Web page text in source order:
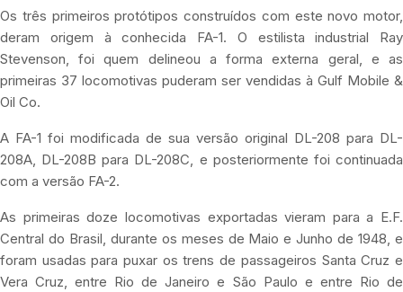
Os três primeiros protótipos construídos com este novo motor,
deram origem à conhecida FA-1. O estilista industrial Ray
Stevenson, foi quem delineou a forma externa geral, e as
primeiras 37 locomotivas puderam ser vendidas à Gulf Mobile &
Oil Co.
A FA-1 foi modificada de sua versão original DL-208 para DL-
208A, DL-208B para DL-208C, e posteriormente foi continuada
com a versão FA-2.
As primeiras doze locomotivas exportadas vieram para a E.F.
Central do Brasil, durante os meses de Maio e Junho de 1948, e
foram usadas para puxar os trens de passageiros Santa Cruz e
Vera Cruz, entre Rio de Janeiro e São Paulo e entre Rio de